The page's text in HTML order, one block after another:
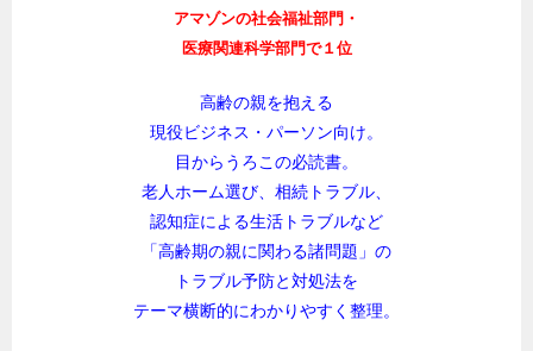
アマゾンの社会福祉部門・
医療関連科学部門で１位
高齢の親を抱える
現役ビジネス・パーソン向け。
目からうろこの必読書。
老人ホーム選び、相続トラブル、
認知症による生活トラブルなど
「高齢期の親に関わる諸問題」の
トラブル予防と対処法を
テーマ横断的にわかりやすく整理。